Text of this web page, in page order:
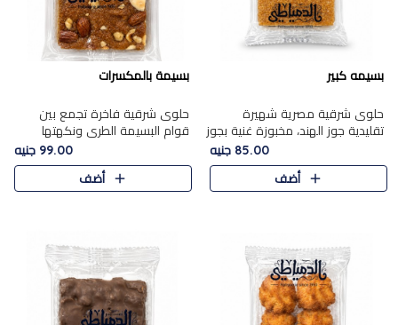
بسيمه كبير
حلوى شرقية مصرية شهيرة
تقليدية جوز الهند، مخبوزة غنية بجوز
الهند، بلمسه ذهبية وتتميز بقوامها
المرمل وطعمها اللذيذ الذي يشبه
البسبوسة. تُخبز..
85.00 جنيه
أضف
بسيمة بالمكسرات
حلوى شرقية فاخرة تجمع بين
قوام البسيمة الطري ونكهتها
الغنية، مزينة بتشكيلة مختارة من
اللوز والبندق والمكسرات الفاخرة.
مزيج متوازن من القوام ..
99.00 جنيه
أضف